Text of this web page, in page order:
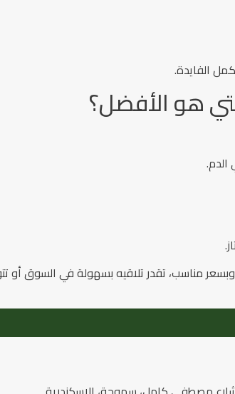
الفايدة.
هو الأفضل؟
مناسب، تقدر تلاقيه بسهولة في السوق أو